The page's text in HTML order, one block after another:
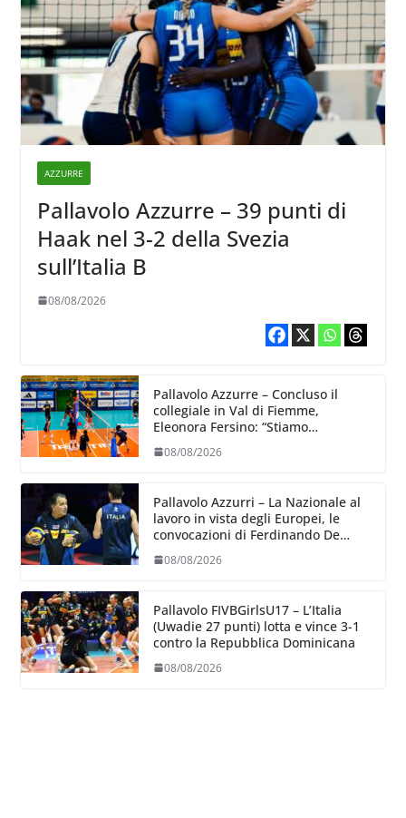
AZZURRE
Pallavolo Azzurre – 39 punti di
Haak nel 3-2 della Svezia
sull’Italia B
08/08/2026
Pallavolo Azzurre – Concluso il
collegiale in Val di Fiemme,
Eleonora Fersino: “Stiamo
lavorando su quei piccoli dettagli
dove poter migliorare”.
08/08/2026
Pallavolo Azzurri – La Nazionale al
lavoro in vista degli Europei, le
convocazioni di Ferdinando De
Giorgi
08/08/2026
Pallavolo FIVBGirlsU17 – L’Italia
(Uwadie 27 punti) lotta e vince 3-1
contro la Repubblica Dominicana
08/08/2026